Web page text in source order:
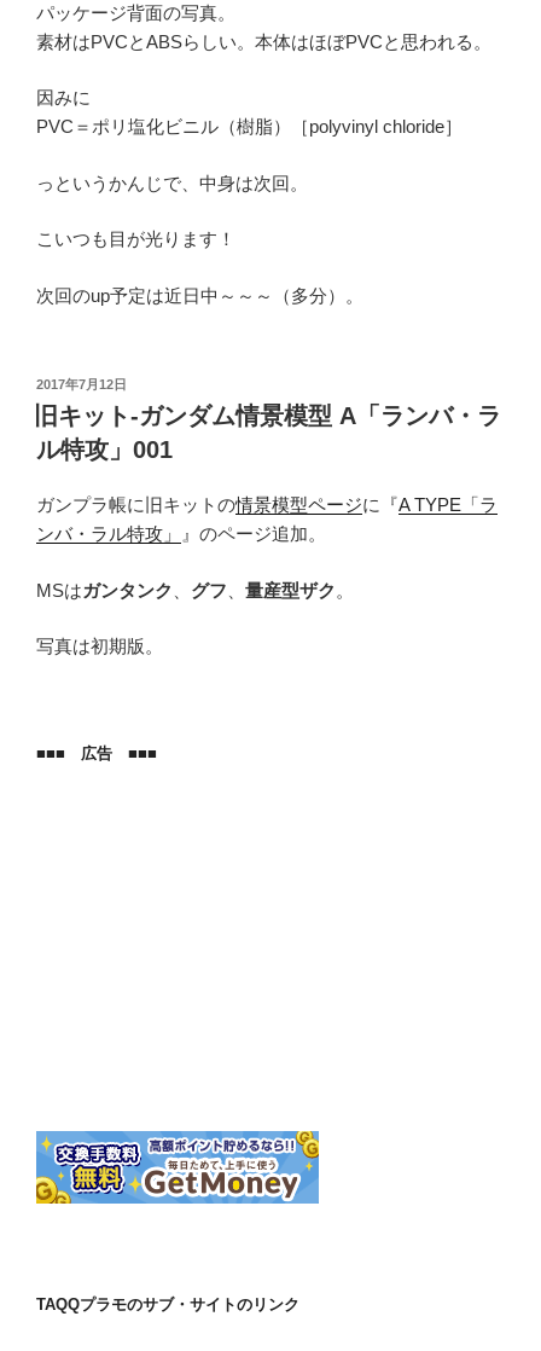
パッケージ背面の写真。
素材はPVCとABSらしい。本体はほぼPVCと思われる。
因みに
PVC＝ポリ塩化ビニル（樹脂）［polyvinyl chloride］
っというかんじで、中身は次回。
こいつも目が光ります！
次回のup予定は近日中～～～（多分）。
投
稿
日:
2017年7月12日
旧キット-ガンダム情景模型 A「ランバ・ラ
ル特攻」001
ガンプラ帳に旧キットの情景模型ページに『A TYPE「ラ
ンバ・ラル特攻」
』のページ追加。
MSはガンタンク グフ 量産型ザク 。
写真は初期版。
■■■ 広告 ■■■
TAQQプラモのサブ・サイトのリンク